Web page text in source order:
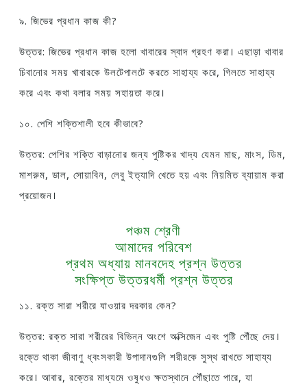
৯. জিভের প্রধান কাজ কী?
উত্তর: জিভের প্রধান কাজ হলো খাবারের স্বাদ গ্রহণ করা। এছাড়া খাবার
চিবানোর সময় খাবারকে উলটেপালটে করতে সাহায্য করে, গিলতে সাহায্য
করে এবং কথা বলার সময় সহায়তা করে।
১০. পেশি শক্তিশালী হবে কীভাবে?
উত্তর: পেশির শক্তি বাড়ানোর জন্য পুষ্টিকর খাদ্য যেমন মাছ, মাংস, ডিম,
মাশরুম, ডাল, সোয়াবিন, লেবু ইত্যাদি খেতে হয় এবং নিয়মিত ব্যায়াম করা
প্রয়োজন।
পঞ্চম শ্রেণী
আমাদের পরিবেশ
প্রথম অধ্যায় মানবদেহ প্রশ্ন উত্তর
সংক্ষিপ্ত উত্তরধর্মী প্রশ্ন উত্তর
১১. রক্ত সারা শরীরে যাওয়ার দরকার কেন?
উত্তর: রক্ত সারা শরীরের বিভিন্ন অংশে অক্সিজেন এবং পুষ্টি পৌঁছে দেয়।
রক্তে থাকা জীবাণু ধ্বংসকারী উপাদানগুলি শরীরকে সুস্থ রাখতে সাহায্য
করে। আবার, রক্তের মাধ্যমে ওষুধও ক্ষতস্থানে পৌঁছাতে পারে, যা